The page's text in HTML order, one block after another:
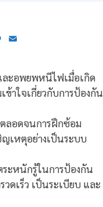
Line
ละอพยพหนีไฟเมื่อเกิด
าใจเกี่ยวกับการป้องกัน
ตลอดจนการฝึกซ้อม
เหตุอย่างเป็นระบบ
ระหนักรู้ในการป้องกัน
ดเร็ว เป็นระเบียบ และ